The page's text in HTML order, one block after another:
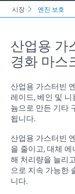
시장 엔진 보호
산업용 가
경화 마스
산업용 가스터빈
레이드, 베인 및
늄으로 만든 기타
됩니다.
산업용 가스터빈
을 줄이고, 대체
해 처리량을 늘리
으로 지속 가능한
니다.